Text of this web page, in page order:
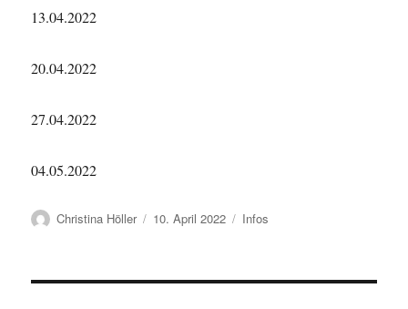
13.04.2022
20.04.2022
27.04.2022
04.05.2022
Autor
Christina Höller
Veröffentlicht
10. April 2022 Kategorien
Infos